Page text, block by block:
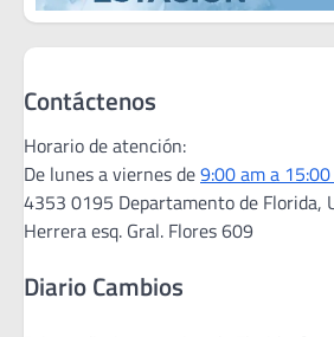
Contáctenos
Horario de atención:
De lunes a viernes de9:00 am a
4353 0195 Departamento de Florida,
Herrera esq. Gral. Flores 609
Diario Cambios